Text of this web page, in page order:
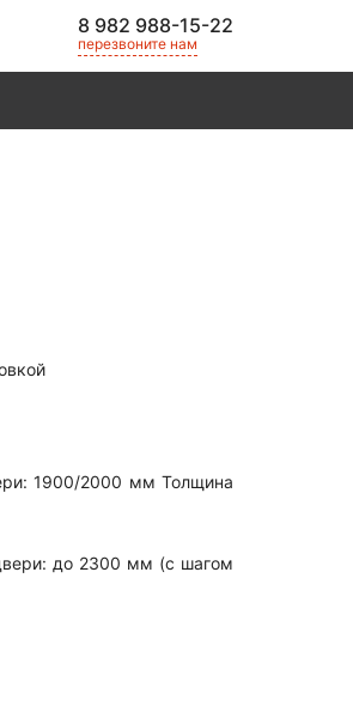
8 982 988-15-22
перезвоните нам
1900/2000 мм Толщина
до 2300 мм (с шагом